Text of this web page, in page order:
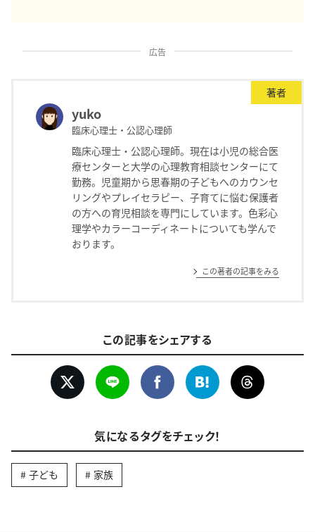
広告
著者
yuko
臨床心理士・公認心理師
臨床心理士・公認心理師。現在は小児の総合医
療センターと大学の心理教育相談センターにて
勤務。児童期から思春期の子どもへのカウンセ
リングやプレイセラピー、子育てに悩む保護者
の方への育児相談を専門にしています。色彩心
理学やカラーコーディネートについても学んで
おります。
この著者の記事をみる
この記事をシェアする
気になるタグをチェック！
子ども 家族